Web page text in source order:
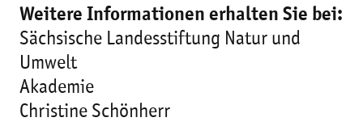
Weitere Informationen erhalten Sie bei:
Sächsische Landesstiftung Natur und
Umwelt
Akademie
Christine Schönherr